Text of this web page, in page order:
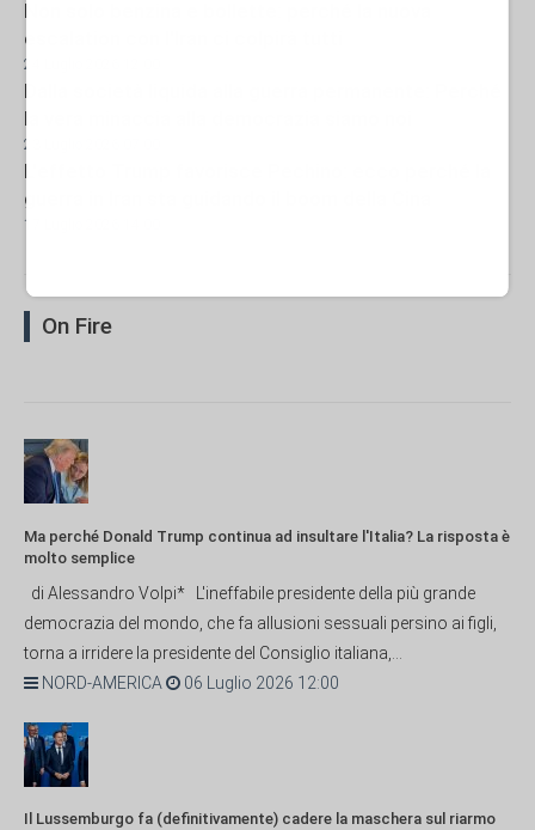
Non solo benzina e bollette: perché la nuova
escalation con l'Iran ci colpirà tutti
24 Luglio 2026 12:00
Dalla società liquida alla guerra permanente: Perché
la vera minaccia alla democrazia siamo noi
23 Luglio 2026 07:00
L'effetto Trump favorisce Pechino: ecco perché la
guerra in Iran sta guidando il boom della Cina
17 Luglio 2026 14:00
On Fire
Ma perché Donald Trump continua ad insultare l'Italia? La risposta è
molto semplice
di Alessandro Volpi* L'ineffabile presidente della più grande
democrazia del mondo, che fa allusioni sessuali persino ai figli,
torna a irridere la presidente del Consiglio italiana,...
NORD-AMERICA
06 Luglio 2026 12:00
Il Lussemburgo fa (definitivamente) cadere la maschera sul riarmo